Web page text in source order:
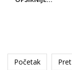
Početak Pret